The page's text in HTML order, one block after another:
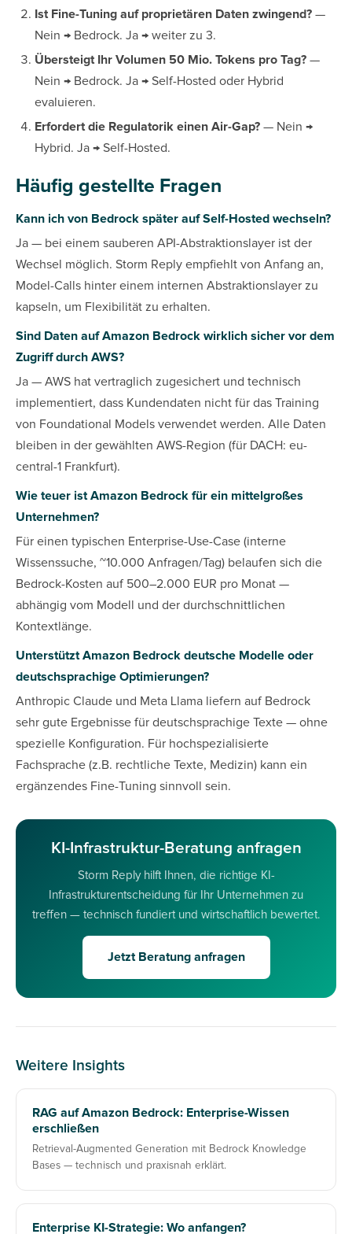
Ist Fine-Tuning auf proprietären Daten zwingend? —
Nein → Bedrock. Ja → weiter zu 3.
Übersteigt Ihr Volumen 50 Mio. Tokens pro Tag? —
Nein → Bedrock. Ja → Self-Hosted oder Hybrid
evaluieren.
Erfordert die Regulatorik einen Air-Gap? — Nein →
Hybrid. Ja → Self-Hosted.
Häufig gestellte Fragen
Kann ich von Bedrock später auf Self-Hosted wechseln?
Ja — bei einem sauberen API-Abstraktionslayer ist der
Wechsel möglich. Storm Reply empfiehlt von Anfang an,
Model-Calls hinter einem internen Abstraktionslayer zu
kapseln, um Flexibilität zu erhalten.
Sind Daten auf Amazon Bedrock wirklich sicher vor dem
Zugriff durch AWS?
Ja — AWS hat vertraglich zugesichert und technisch
implementiert, dass Kundendaten nicht für das Training
von Foundational Models verwendet werden. Alle Daten
bleiben in der gewählten AWS-Region (für DACH: eu-
central-1 Frankfurt).
Wie teuer ist Amazon Bedrock für ein mittelgroßes
Unternehmen?
Für einen typischen Enterprise-Use-Case (interne
Wissenssuche, ~10.000 Anfragen/Tag) belaufen sich die
Bedrock-Kosten auf 500–2.000 EUR pro Monat —
abhängig vom Modell und der durchschnittlichen
Kontextlänge.
Unterstützt Amazon Bedrock deutsche Modelle oder
deutschsprachige Optimierungen?
Anthropic Claude und Meta Llama liefern auf Bedrock
sehr gute Ergebnisse für deutschsprachige Texte — ohne
spezielle Konfiguration. Für hochspezialisierte
Fachsprache (z.B. rechtliche Texte, Medizin) kann ein
ergänzendes Fine-Tuning sinnvoll sein.
KI-Infrastruktur-Beratung anfragen
Storm Reply hilft Ihnen, die richtige KI-
Infrastrukturentscheidung für Ihr Unternehmen zu
treffen — technisch fundiert und wirtschaftlich bewertet.
Jetzt Beratung anfragen
Weitere Insights
RAG auf Amazon Bedrock: Enterprise-Wissen
erschließen
Retrieval-Augmented Generation mit Bedrock Knowledge
Bases — technisch und praxisnah erklärt.
Enterprise KI-Strategie: Wo anfangen?